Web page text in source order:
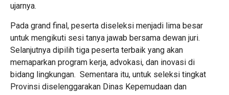
ujarnya.
Pada grand final, peserta diseleksi menjadi lima besar
untuk mengikuti sesi tanya jawab bersama dewan juri.
Selanjutnya dipilih tiga peserta terbaik yang akan
memaparkan program kerja, advokasi, dan inovasi di
bidang lingkungan. Sementara itu, untuk seleksi tingkat
Provinsi diselenggarakan Dinas Kepemudaan dan